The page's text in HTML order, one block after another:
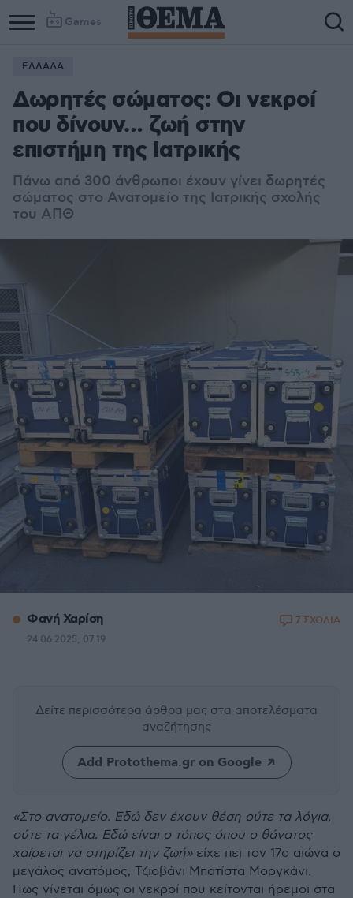
Games
1
2
ΕΛΛΑΔΑ
Δωρητές σώματος: Οι νεκροί
που δίνουν… ζωή στην
επιστήμη της Ιατρικής
Πάνω από 300 άνθρωποι έχουν γίνει δωρητές
σώματος στο Ανατομείο της Ιατρικής σχολής
του ΑΠΘ
Φανή Χαρίση
24.06.2025, 07:19
7 ΣΧΟΛΙΑ
Δείτε περισσότερα άρθρα μας στα αποτελέσματα
αναζήτησης
Add Protothema.gr on Google
«Στο ανατομείο. Εδώ δεν έχουν θέση ούτε τα λόγια,
ούτε τα γέλια. Εδώ είναι ο τόπος όπου ο θάνατος
χαίρεται να στηρίζει την ζωή»είχε πει τον 17ο αιώνα ο
μεγάλος ανατόμος, Τζιοβάνι Μπατίστα Μοργκάνι.
Πως γίνεται όμως οι νεκροί που κείτονται ήρεμοι στα